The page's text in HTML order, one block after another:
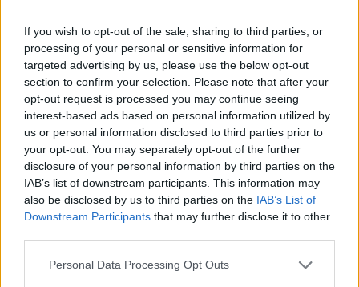
If you wish to opt-out of the sale, sharing to third parties, or
processing of your personal or sensitive information for
targeted advertising by us, please use the below opt-out
section to confirm your selection. Please note that after your
opt-out request is processed you may continue seeing
interest-based ads based on personal information utilized by
us or personal information disclosed to third parties prior to
your opt-out. You may separately opt-out of the further
disclosure of your personal information by third parties on the
IAB’s list of downstream participants. This information may
also be disclosed by us to third parties on the IAB’s List of
Downstream Participants that may further disclose it to other
Please note that this website/app uses one or more Google
Personal Data Processing Opt Outs
Szívmelengető kihívás terjed a TikTokon a